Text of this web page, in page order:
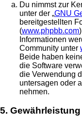
Du nimmst zur
unter der „GNU
bereitgestellten
(www.phpbb.com
Informationen
Community unter
Beide haben
die Software
die Verwendung
untersagen oder
nehmen.
5. Gewährleistung